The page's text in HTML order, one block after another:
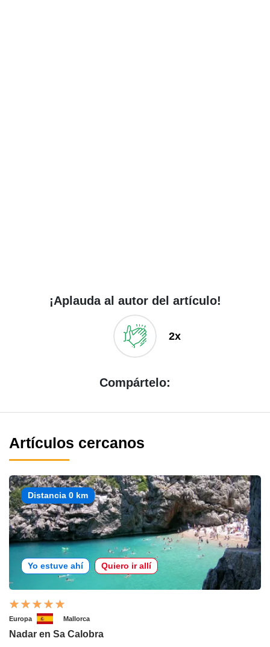
¡Aplauda al autor del artículo!
2x
Compártelo:
Artículos cercanos
Distancia 0 km
Yo estuve ahí Quiero ir allí
Europa Mallorca
Nadar en Sa Calobra